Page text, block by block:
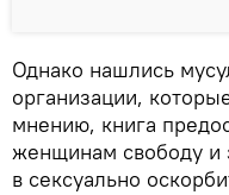
Однако нашлись
организации,
мнению, книга
женщинам свободу и
в сексуально